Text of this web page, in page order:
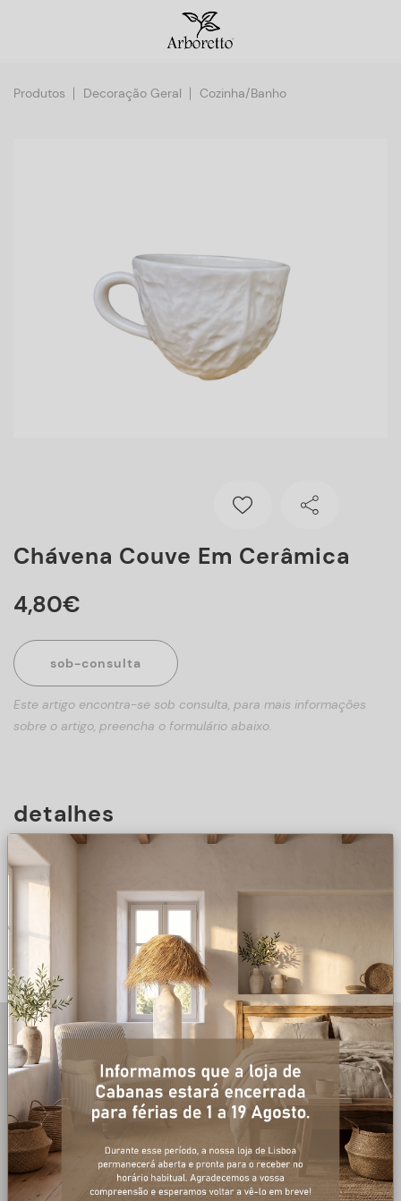
Produtos Decoração Geral Cozinha/Banho
Chávena Couve Em Cerâmica
4,80€
sob-consulta
Este artigo encontra-se sob consulta, para mais informações
sobre o artigo, preencha o formulário abaixo.
detalhes
+ informações